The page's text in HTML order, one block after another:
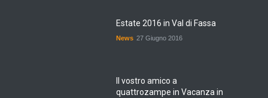
Estate 2016 in Val di Fassa
News 27 Giugno 2016
Il vostro amico a
quattrozampe in Vacanza in